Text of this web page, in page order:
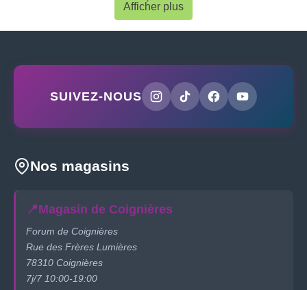
Afficher plus
SUIVEZ-NOUS
Nos magasins
📍Magasin de Coignières
Forum de Coignières
Rue des Frères Lumières
78310 Coignières
7j/7 10:00-19:00